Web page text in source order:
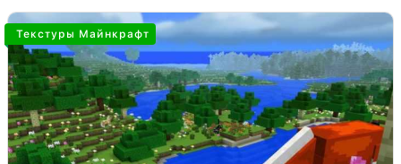
Текстуры Майнкрафт